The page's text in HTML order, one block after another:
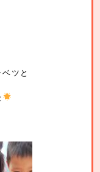
ツと